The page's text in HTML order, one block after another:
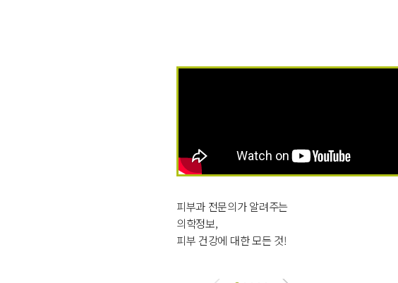
피부과 전문의가 알려주는
의학정보,
피부 건강에 대한 모든 것!